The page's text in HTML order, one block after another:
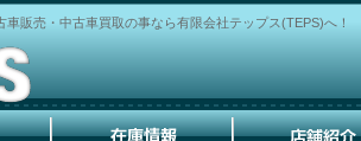
車販売・中古車買取の事なら有限会社テップス(TEPS)へ！